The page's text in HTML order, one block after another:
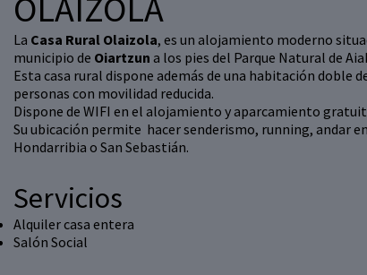
OLAIZOLA
La Casa Rural Olaizola, es un alojamiento moderno
municipio de Oiartzun a los pies del Parque Natural de
Esta casa rural dispone además de una habitación
personas con movilidad reducida.
Dispone de WIFI en el alojamiento y aparcamiento
Su ubicación permite hacer senderismo, running, andar
Hondarribia o San Sebastián.
Servicios
Alquiler casa entera
Salón Social